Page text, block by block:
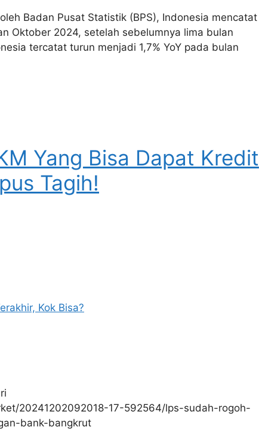
Badan Pusat Statistik (BPS), Indonesia mencatat
Oktober 2024, setelah sebelumnya lima bulan
tercatat turun menjadi 1,7% YoY pada bulan
Yang Bisa Dapat Kredit
Tagih!
Kok Bisa?
20241202092018-17-592564/lps-sudah-rogoh-
bank-bangkrut